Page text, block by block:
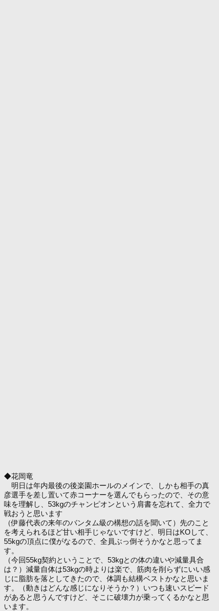
◆花岡竜
明日は年内最後の後楽園ホールのメインで、しかも相手の真
彦選手を差し置いて赤コーナーを選んでもらったので、その意
味を理解し、53kgのチャンピオンという肩書を忘れて、全力で
戦おうと思います
（伊藤代表の来年のバンタム級の構想の話を聞いて）先のこと
を考えられるほど甘い相手じゃないですけど、明日はKOして、
55kgの頂点に僕がなるので、全員ぶっ倒そうかなと思ってま
す。
（今回55kg契約ということで、53kgとの体の違いや減量具合
は？）減量自体は53kgの時よりは楽で、筋肉を削らずにいい感
じに脂肪を落としてきたので、体調も結構ベストかなと思いま
す。（動きはどんな感じになりそうか？）いつも速いスピード
があると思うんですけど、そこに破壊力が乗ってくるかなと思
います。